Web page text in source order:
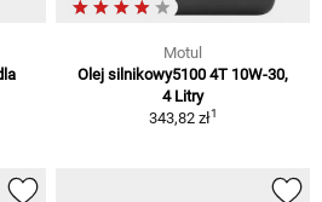
Motul
Olej silnikowy5100 4T 10W-30,
4 Litry
343,82 zł1